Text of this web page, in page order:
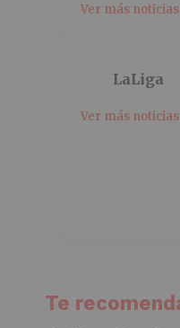
Ver más
LaLiga
Ver más
Te